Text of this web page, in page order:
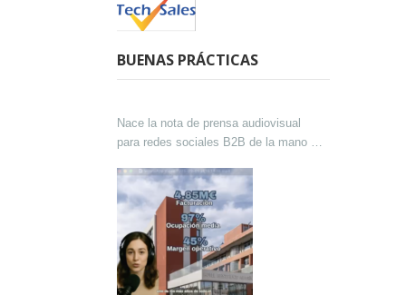
BUENAS PRÁCTICAS
Nace la nota de prensa audiovisual
para redes sociales B2B de la mano de